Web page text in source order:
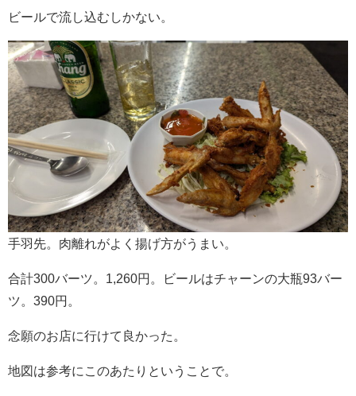
ビールで流し込むしかない。
手羽先。肉離れがよく揚げ方がうまい。
合計300バーツ。1,260円。ビールはチャーンの大瓶93バー
ツ。390円。
念願のお店に行けて良かった。
地図は参考にこのあたりということで。